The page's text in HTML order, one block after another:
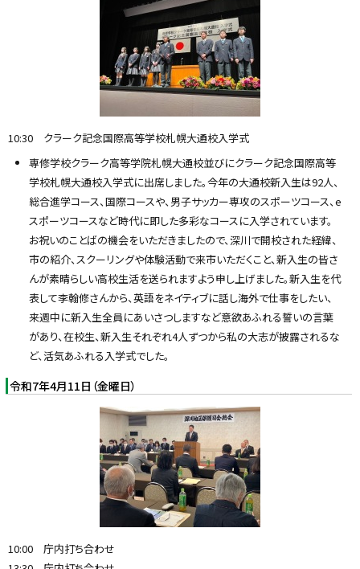
10:30 クラーク記念国際高等学校札幌大通校入学式
専修学校クラーク高等学院札幌大通校並びにクラーク記念国際高等
学校札幌大通校入学式に出席しました。今年の大通校新入生は92人、
総合進学コース、国際コースや、男子サッカー専攻のスポーツコース、e
スポーツコースなど時代に即した多彩なコースに入学されています。
お祝いのことばの機会をいただきましたので、深川で開校された経緯、
市の紹介、スクーリングや体験活動で来市いただくこと、新入生の皆さ
んが素晴らしい高校生活を送られますよう申し上げました。新入生を代
表して李翰修さんから、英語をネイティブに話し海外で仕事をしたい、
来週中に新入生全員にあいさつしますなど意欲あふれる誓いの言葉
があり、在校生、新入生それぞれ4人ずつから私の大志が披露されるな
ど、活気あふれる入学式でした。
令和7年4月11日（金曜日）
10:00 庁内打ち合わせ